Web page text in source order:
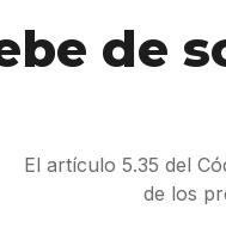
de
El artículo 5.35 del
de los